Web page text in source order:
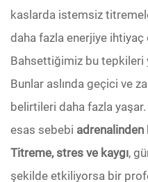
kaslarda istemsiz
daha fazla enerjiye ihtiyaç
Bahsettiğimiz bu tepkileri
Bunlar aslında geçici ve
belirtileri daha fazla
esas sebebi adrenalinden
Titreme, stres ve kaygı,
şekilde etkiliyorsa bir